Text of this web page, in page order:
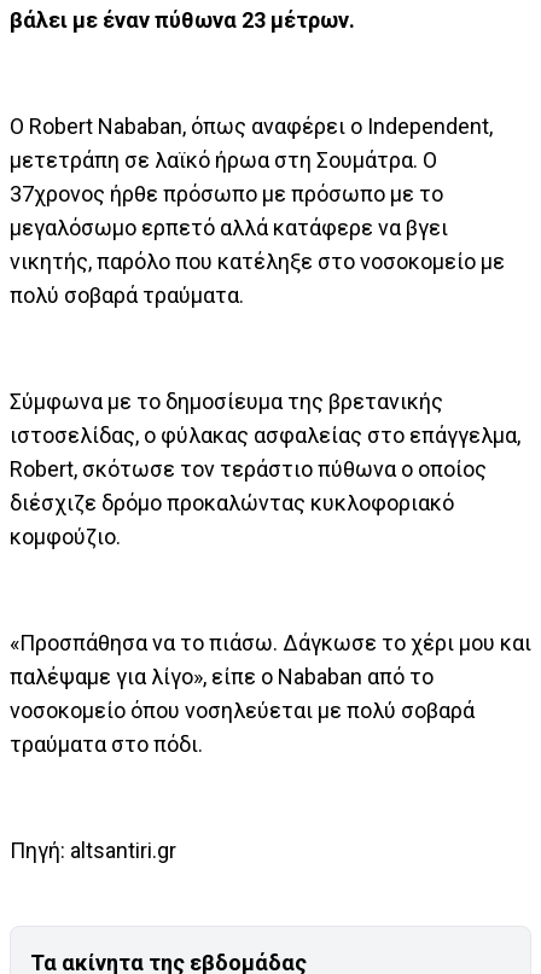
βάλει με έναν πύθωνα 23 μέτρων.
Ο Robert Nababan, όπως αναφέρει ο Independent,
μετετράπη σε λαϊκό ήρωα στη Σουμάτρα. Ο
37χρονος ήρθε πρόσωπο με πρόσωπο με το
μεγαλόσωμο ερπετό αλλά κατάφερε να βγει
νικητής, παρόλο που κατέληξε στο νοσοκομείο με
πολύ σοβαρά τραύματα.
Σύμφωνα με το δημοσίευμα της βρετανικής
ιστοσελίδας, ο φύλακας ασφαλείας στο επάγγελμα,
Robert, σκότωσε τον τεράστιο πύθωνα ο οποίος
διέσχιζε δρόμο προκαλώντας κυκλοφοριακό
κομφούζιο.
«Προσπάθησα να το πιάσω. Δάγκωσε το χέρι μου και
παλέψαμε για λίγο», είπε ο Nababan από το
νοσοκομείο όπου νοσηλεύεται με πολύ σοβαρά
τραύματα στο πόδι.
Πηγή: altsantiri.gr
Τα ακίνητα της εβδομάδας